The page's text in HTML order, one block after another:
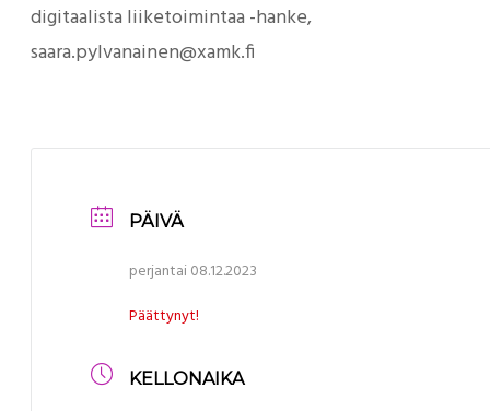
digitaalista liiketoimintaa -hanke,
saara.pylvanainen@xamk.fi
PÄIVÄ
perjantai 08.12.2023
Päättynyt!
KELLONAIKA